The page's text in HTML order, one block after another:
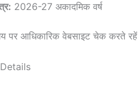
2026-27 अकादमिक वर्ष
पर आधिकारिक वेबसाइट चेक करते रहें